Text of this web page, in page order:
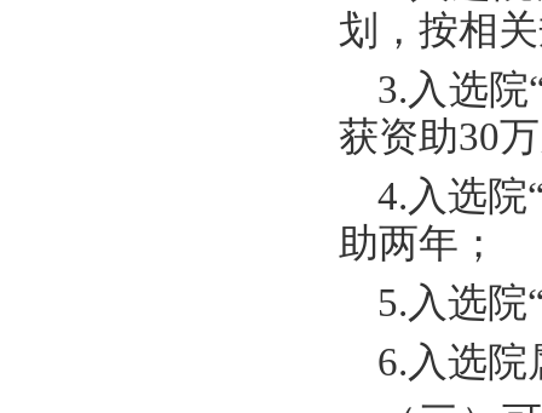
划，按相
3.入选
获资助30
4.入选院
助两年；
5.入选院
6.入选